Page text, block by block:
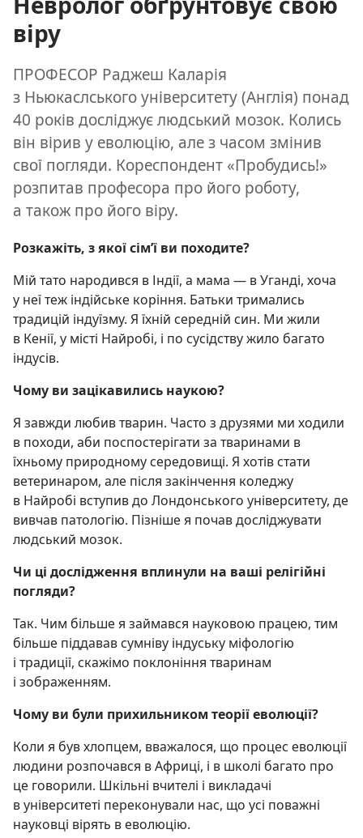
віру
ПРОФЕСОР Раджеш Каларія
з Ньюкаслського університету (Англія) понад
40 років досліджує людський мозок. Колись
він вірив у еволюцію, але з часом змінив
свої погляди. Кореспондент «Пробудись!»
розпитав професора про його роботу,
а також про його віру.
Розкажіть, з якої сім’ї ви походите?
Мій тато народився в Індії, а мама — в Уганді, хоча
у неї теж індійське коріння. Батьки тримались
традицій індуїзму. Я їхній середній син. Ми жили
в Кенії, у місті Найробі, і по сусідству жило багато
індусів.
Чому ви зацікавились наукою?
Я завжди любив тварин. Часто з друзями ми ходили
в походи, аби поспостерігати за тваринами в
їхньому природному середовищі. Я хотів стати
ветеринаром, але після закінчення коледжу
в Найробі вступив до Лондонського університету, де
вивчав патологію. Пізніше я почав досліджувати
людський мозок.
Чи ці дослідження вплинули на ваші релігійні
погляди?
Так. Чим більше я займався науковою працею, тим
більше піддавав сумніву індуську міфологію
і традиції, скажімо поклоніння тваринам
і зображенням.
Чому ви були прихильником теорії еволюції?
Коли я був хлопцем, вважалося, що процес еволюції
людини розпочався в Африці, і в школі багато про
це говорили. Шкільні вчителі і викладачі
в університеті переконували нас, що усі поважні
науковці вірять в еволюцію.